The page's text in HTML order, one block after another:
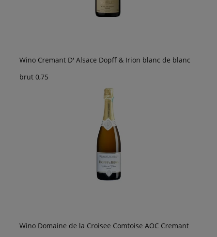
Wino Cremant D' Alsace Dopff & Irion blanc de blanc
brut 0,75
Wino Domaine de la Croisee Comtoise AOC Cremant